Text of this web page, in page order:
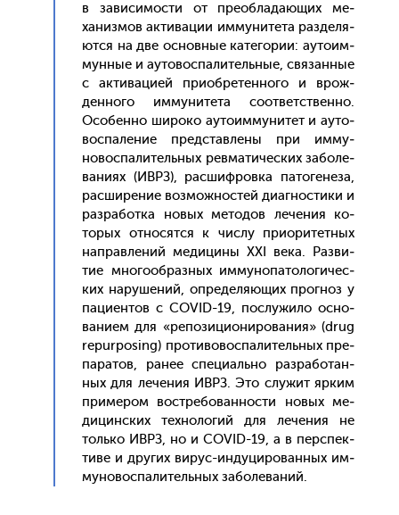
в за­виси­мос­ти от пре­об­ла­да­ющих ме­
ханиз­мов ак­ти­вации им­му­ните­та раз­де­ля­
ют­ся на две ос­новные ка­тего­рии: а­уто­им­
мунные и а­уто­вос­па­литель­ные, свя­зан­ные
с ак­ти­ваци­ей при­об­ре­тен­но­го и врож­
денно­го им­му­ните­та со­от­ветс­твен­но.
Осо­бен­но ши­роко а­уто­им­му­нитет и а­уто­
вос­па­ление пред­став­ле­ны при им­му­
новос­па­литель­ных рев­ма­тичес­ких за­боле­
вани­ях (ИВРЗ), рас­шифров­ка па­тоге­неза,
рас­ши­рение воз­можнос­тей ди­аг­ности­ки и
раз­ра­бот­ка но­вых ме­тодов ле­чения ко­
торых от­но­сят­ся к чис­лу при­ори­тет­ных
нап­равле­ний ме­дици­ны XXI ве­ка. Раз­ви­
тие мно­го­об­разных им­му­нопа­толо­гичес­
ких на­руше­ний, оп­ре­деля­ющих прог­ноз у
па­ци­ен­тов с COVID-19, пос­лу­жило ос­но­
вани­ем для «ре­пози­ци­они­рова­ния» (drug
repurposing) про­тиво­вос­па­литель­ных пре­
пара­тов, ра­нее спе­ци­аль­но раз­ра­ботан­
ных для ле­чения ИВРЗ. Это слу­жит яр­ким
при­мером вос­тре­бован­ности но­вых ме­
дицин­ских тех­но­логий для ле­чения не
толь­ко ИВРЗ, но и COVID-19, а в пер­спек­
ти­ве и дру­гих ви­рус-ин­ду­циро­ван­ных им­
му­новос­па­литель­ных за­боле­ваний.